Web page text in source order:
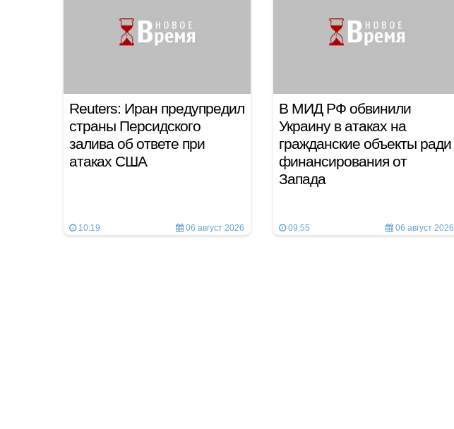
Reuters: Иран предупредил
страны Персидского
залива об ответе при
атаках США
10:19 06 август 2026
В МИД РФ обвинили
Украину в атаках на
гражданские объекты ради
финансирования от
Запада
09:55 06 август 2026